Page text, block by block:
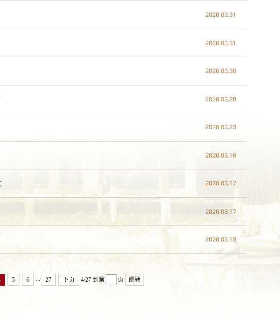
2026.03.31
2026.03.31
2026.03.30
2026.03.28
2026.03.23
2026.03.19
2026.03.17
2026.03.17
2026.03.13
5 6 ... 27 下页 4/27 到第 页 跳转